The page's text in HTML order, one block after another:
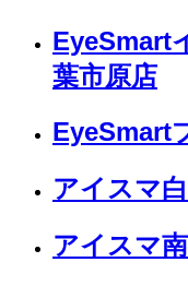
EyeSmart
葉市原店
EyeSmart
アイスマ
アイスマ